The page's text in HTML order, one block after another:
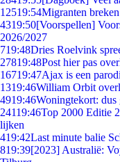
12519:54Migranten
4319:50[Voorspellen]
2026/2027
719:48Dries Roelvink
27819:48Post hier pas
16719:47Ajax is een
1319:46William Orbit
4919:46Woningtekort: dus
24119:46Top 2000 Editie
lijken
419:42Last minute balie
819:39[2023] Australië: